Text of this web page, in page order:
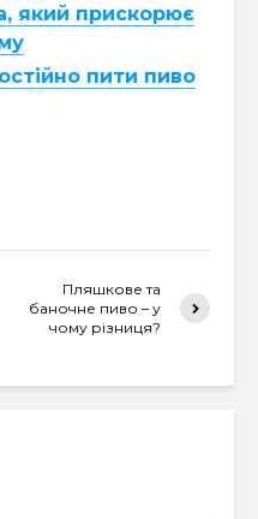
який прискорює
пити пиво
Пляшкове та
баночне пиво – у
чому різниця?